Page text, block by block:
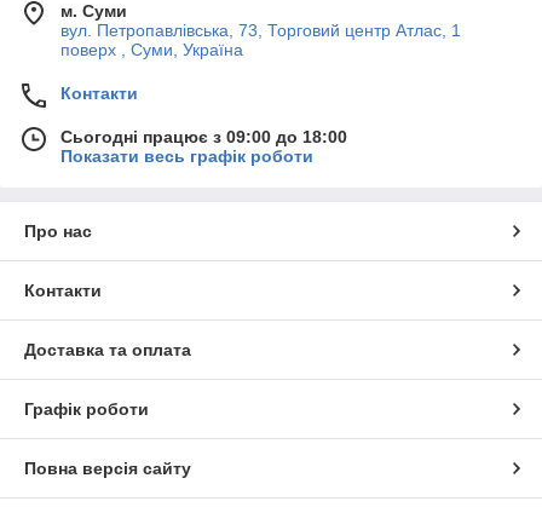
м. Суми
вул. Петропавлівська, 73, Торговий центр Атлас, 1
поверх , Суми, Україна
Контакти
Сьогодні працює з 09:00 до 18:00
Показати весь графік роботи
Про нас
Контакти
Доставка та оплата
Графік роботи
Повна версія сайту